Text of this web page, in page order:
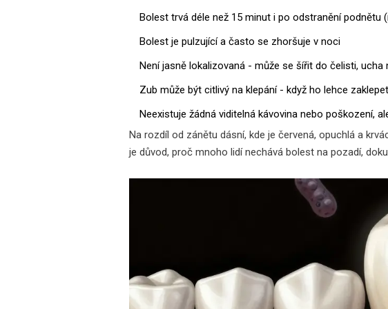
Bolest trvá déle než 15 minut i po odstranění podnětu
Bolest je pulzující a často se zhoršuje v noci
Není jasně lokalizovaná - může se šířit do čelisti, ucha
Zub může být citlivý na klepání - když ho lehce
Neexistuje žádná viditelná kávovina nebo poškození,
Na rozdíl od zánětu dásní, kde je červená, opuchlá a
je důvod, proč mnoho lidí nechává bolest na pozadí,